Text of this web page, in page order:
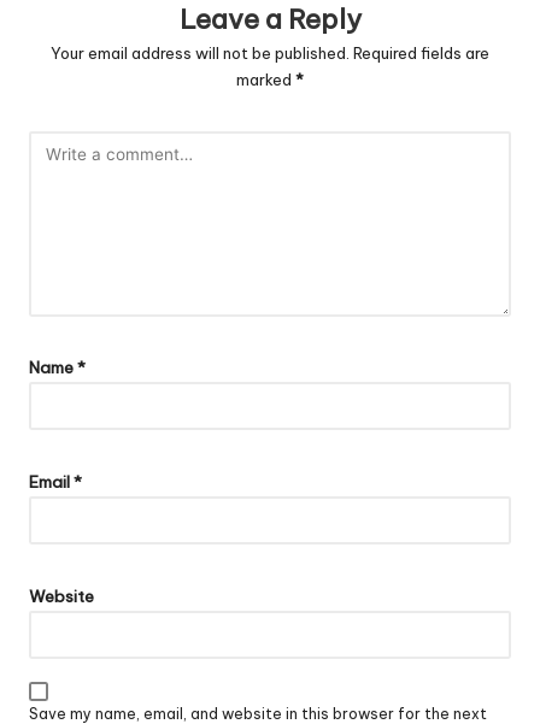
Leave a Reply
Your email address will not be published. Required fields are
marked *
Name*
Email*
Website
Save my name, email, and website in this browser for the next